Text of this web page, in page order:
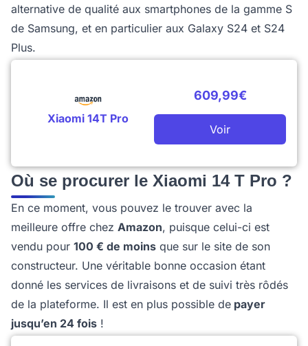
alternative de qualité aux smartphones de la gamme S
de Samsung, et en particulier aux Galaxy S24 et S24
Plus.
Xiaomi 14T Pro
609,99€
Voir
Où se procurer le Xiaomi 14 T Pro ?
En ce moment, vous pouvez le trouver avec la
meilleure offre chez Amazon, puisque celui-ci est
vendu pour 100 € de moins que sur le site de son
constructeur. Une véritable bonne occasion étant
donné les services de livraisons et de suivi très rôdés
de la plateforme. Il est en plus possible de payer
jusqu’en 24 fois !